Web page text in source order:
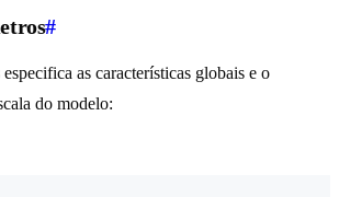
#
especifica as características globais e o
do modelo: